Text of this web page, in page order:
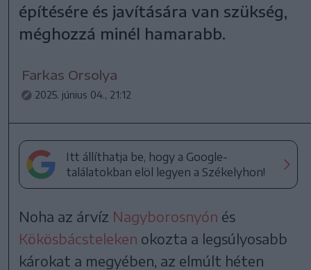
építésére és javítására van szükség,
méghozzá minél hamarabb.
Farkas Orsolya
2025. június 04., 21:12
Itt állíthatja be, hogy a Google-
találatokban elöl legyen a Székelyhon!
Noha az árvíz Nagyborosnyón és
Kökösbácsteleken okozta a legsúlyosabb
károkat a megyében, az elmúlt héten